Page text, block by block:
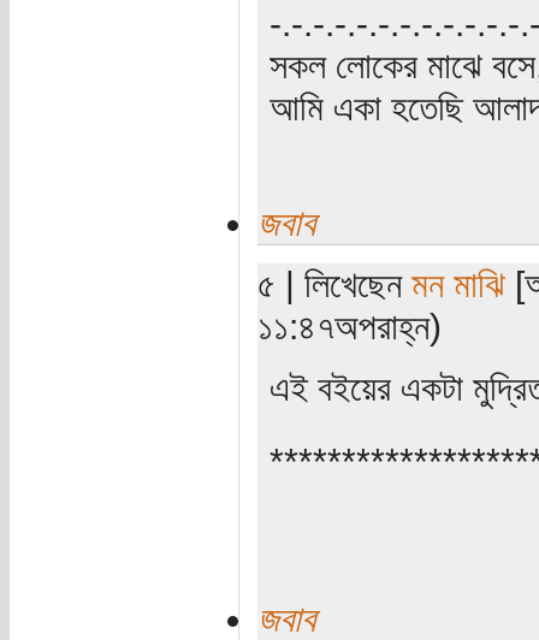
‍‌-.-.-.-.-.-.-.-.-.-.-.-
সকল লোকের মাঝে
আমি একা হতেছি
জবাব
৫ | লিখেছেন মন মাঝি
১১:৪৭অপরাহ্ন)
এই বইয়ের একটা
জবাব